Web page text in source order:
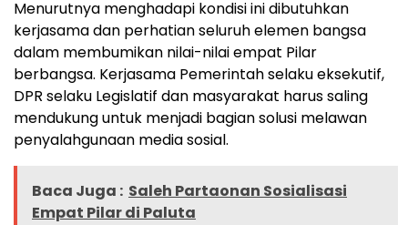
Menurutnya menghadapi kondisi ini dibutuhkan
kerjasama dan perhatian seluruh elemen bangsa
dalam membumikan nilai-nilai empat Pilar
berbangsa. Kerjasama Pemerintah selaku eksekutif,
DPR selaku Legislatif dan masyarakat harus saling
mendukung untuk menjadi bagian solusi melawan
penyalahgunaan media sosial.
Baca Juga : Saleh Partaonan Sosialisasi
Empat Pilar di Paluta